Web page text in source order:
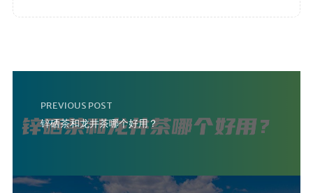
PREVIOUS POST
锌硒茶和龙井茶哪个好用？